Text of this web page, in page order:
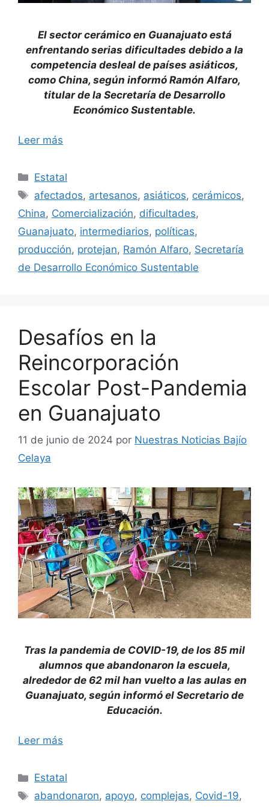
El sector cerámico en Guanajuato está
enfrentando serias dificultades debido a la
competencia desleal de países asiáticos,
como China, según informó Ramón Alfaro,
titular de la Secretaría de Desarrollo
Económico Sustentable.
Leer más
Categorías
Estatal
Etiquetas
afectados, artesanos, asiáticos, cerámicos,
China, Comercialización, dificultades,
Guanajuato, intermediarios, políticas,
producción, protejan, Ramón Alfaro, Secretaría
de Desarrollo Económico Sustentable
Desafíos en la
Reincorporación
Escolar Post-Pandemia
en Guanajuato
11 de junio de 2024 por Nuestras Noticias Bajío
Celaya
Tras la pandemia de COVID-19, de los 85 mil
alumnos que abandonaron la escuela,
alrededor de 62 mil han vuelto a las aulas en
Guanajuato, según informó el Secretario de
Educación.
Leer más
Categorías
Estatal
Etiquetas
abandonaron, apoyo, complejas, Covid-19,